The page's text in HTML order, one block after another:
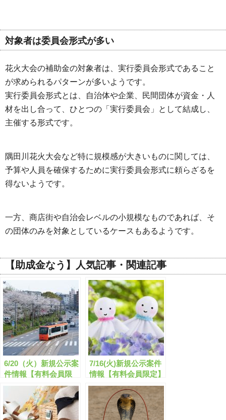
対象者は委員会形式が多い
花火大会の補助金の対象者は、実行委員会形式であること
が求められるパターンが多いようです。
実行委員会形式とは、自治体や企業、民間団体が資金・人
材を出し合って、ひとつの「実行委員会」として結成し、
主催する形式です。
隅田川花火大会など特に規模感が大きいものに関しては、
予算や人員を確保するために実行委員会形式に頼らざるを
得ないようです。
一方、商店街や自治会レベルの小規模なものであれば、そ
の団体のみを対象としているケースもあるようです。
【助成金なう】人気記事・関連記事
6/20（火）新規公示案
件情報【有料会員限
定】
7/16(火)新規公示案件
情報【有料会員限定】